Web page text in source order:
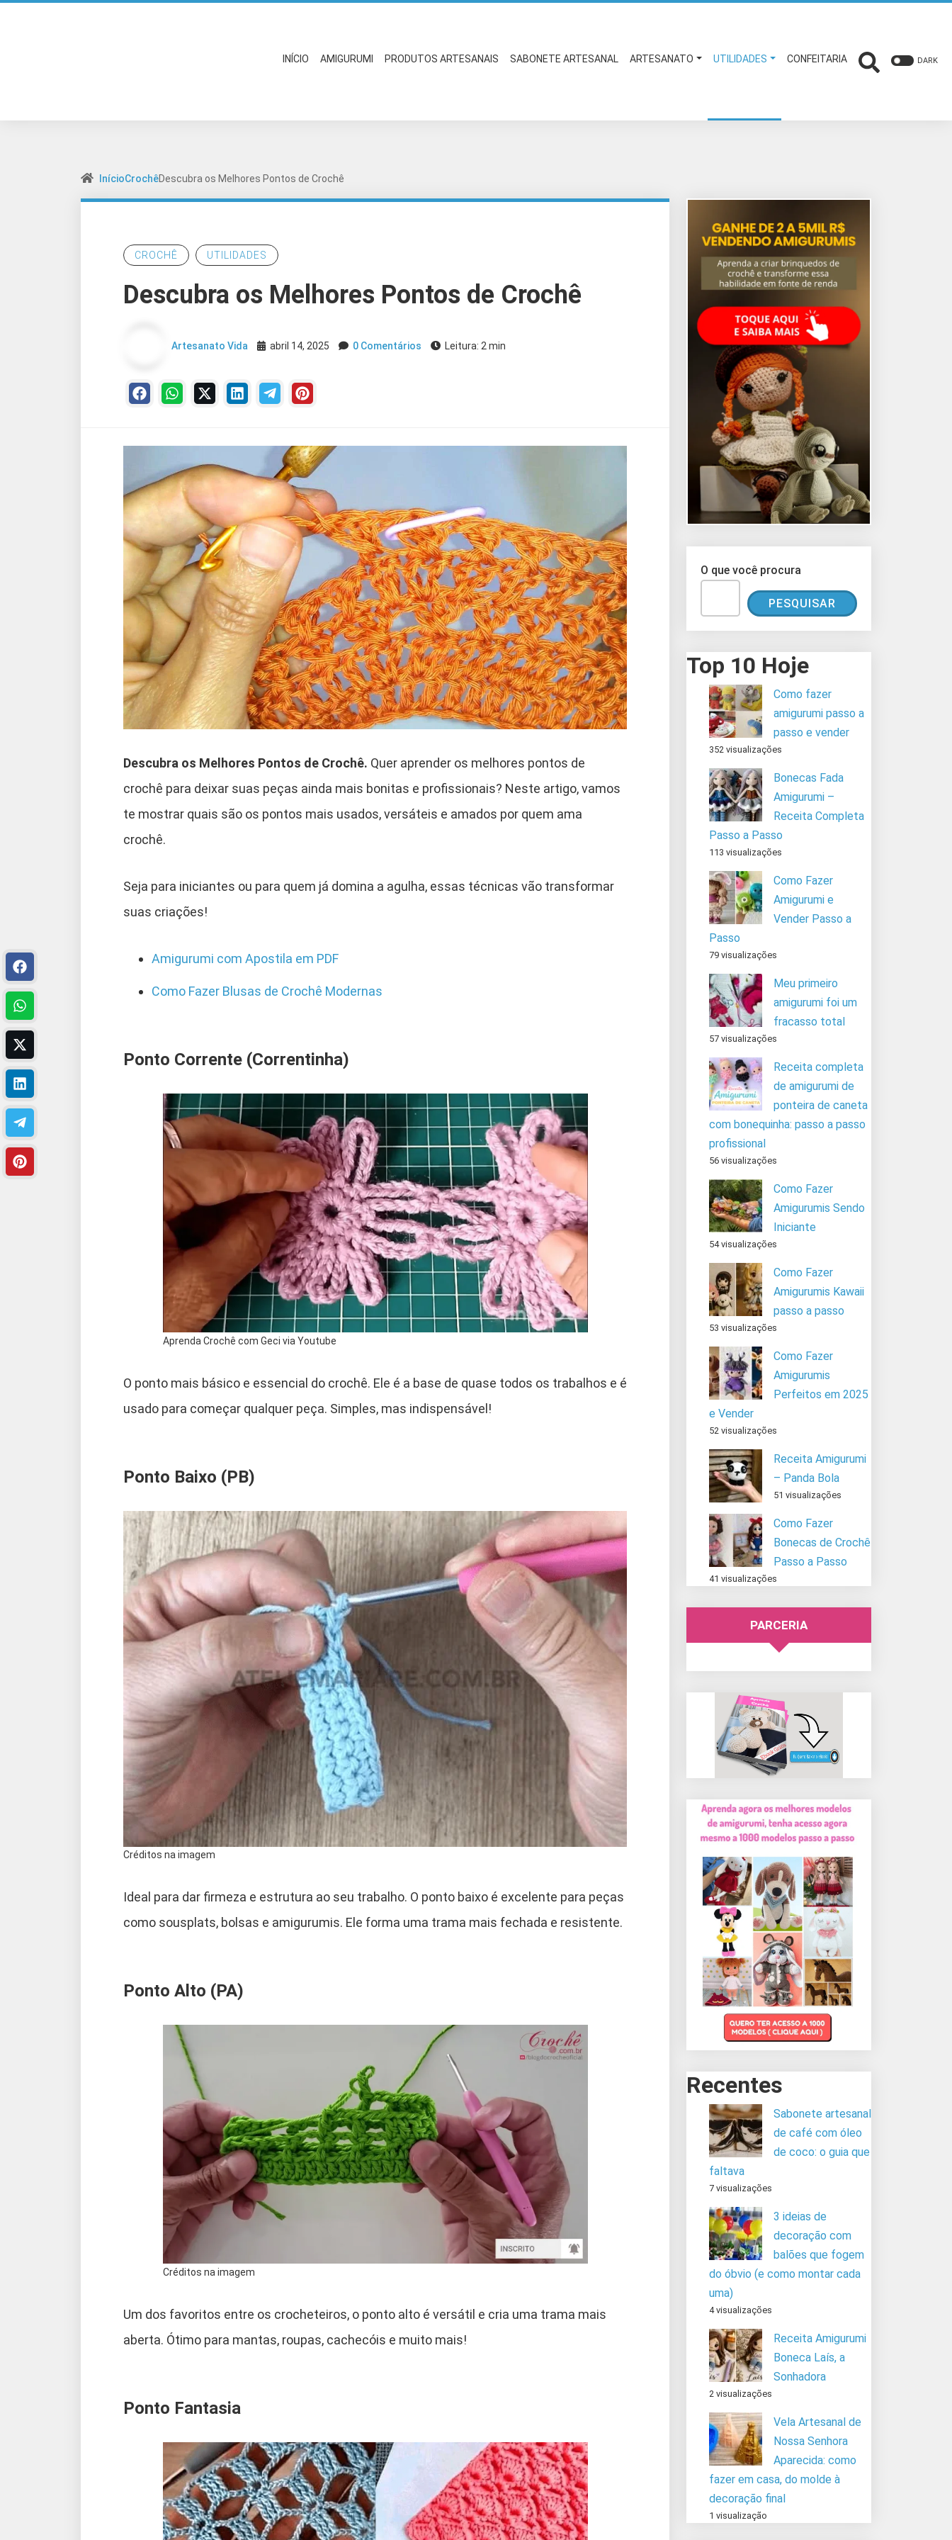
INÍCIO AMIGURUMI PRODUTOS ARTESANAIS SABONETE ARTESANAL ARTESANATO UTILIDADES CONFEITARIA DARK
InícioCrochêDescubra os Melhores Pontos de Crochê
CROCHÊ UTILIDADES
Descubra os Melhores Pontos de Crochê
Artesanato Vida abril 14, 2025 0 Comentários Leitura: 2 min
Descubra os Melhores Pontos de Crochê. Quer aprender os melhores pontos de
crochê para deixar suas peças ainda mais bonitas e profissionais? Neste artigo, vamos
te mostrar quais são os pontos mais usados, versáteis e amados por quem ama
crochê.
Seja para iniciantes ou para quem já domina a agulha, essas técnicas vão transformar
suas criações!
Amigurumi com Apostila em PDF
Como Fazer Blusas de Crochê Modernas
Ponto Corrente (Correntinha)
Aprenda Crochê com Geci via Youtube
O ponto mais básico e essencial do crochê. Ele é a base de quase todos os trabalhos e é
usado para começar qualquer peça. Simples, mas indispensável!
Ponto Baixo (PB)
Créditos na imagem
Ideal para dar firmeza e estrutura ao seu trabalho. O ponto baixo é excelente para peças
como sousplats, bolsas e amigurumis. Ele forma uma trama mais fechada e resistente.
Ponto Alto (PA)
Créditos na imagem
Um dos favoritos entre os crocheteiros, o ponto alto é versátil e cria uma trama mais
aberta. Ótimo para mantas, roupas, cachecóis e muito mais!
Ponto Fantasia
O que você procura
PESQUISAR
Top 10 Hoje
Como fazer
amigurumi passo a
passo e vender
352 visualizações
Bonecas Fada
Amigurumi –
Receita Completa
Passo a Passo
113 visualizações
Como Fazer
Amigurumi e
Vender Passo a
Passo
79 visualizações
Meu primeiro
amigurumi foi um
fracasso total
57 visualizações
Receita completa
de amigurumi de
ponteira de caneta
com bonequinha: passo a passo
profissional
56 visualizações
Como Fazer
Amigurumis Sendo
Iniciante
54 visualizações
Como Fazer
Amigurumis Kawaii
passo a passo
53 visualizações
Como Fazer
Amigurumis
Perfeitos em 2025
e Vender
52 visualizações
Receita Amigurumi
– Panda Bola
51 visualizações
Como Fazer
Bonecas de Crochê
Passo a Passo
41 visualizações
PARCERIA
Recentes
Sabonete artesanal
de café com óleo
de coco: o guia que
faltava
7 visualizações
3 ideias de
decoração com
balões que fogem
do óbvio (e como montar cada
uma)
4 visualizações
Receita Amigurumi
Boneca Laís, a
Sonhadora
2 visualizações
Vela Artesanal de
Nossa Senhora
Aparecida: como
fazer em casa, do molde à
decoração final
1 visualização